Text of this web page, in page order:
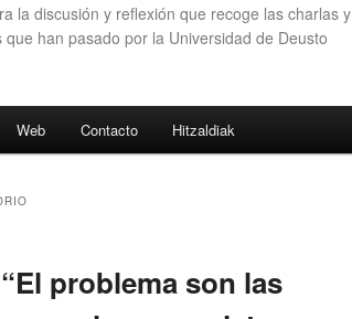
la discusión y reflexión que recoge las charlas y
han pasado por la Universidad de Deusto
Web Contacto Hitzaldiak
problema son las